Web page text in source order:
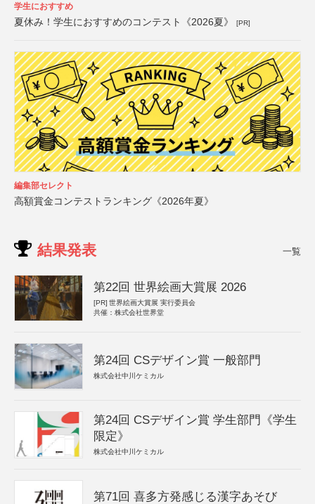
学生におすすめ
夏休み！学生におすすめのコンテスト《2026夏》 [PR]
編集部セレクト
高額賞金コンテストランキング《2026年夏》
結果発表 一覧
第22回 世界絵画大賞展 2026
[PR] 世界絵画大賞展 実行委員会
共催：株式会社世界堂
第24回 CSデザイン賞 一般部門
株式会社中川ケミカル
第24回 CSデザイン賞 学生部門《学生
限定》
株式会社中川ケミカル
第71回 喜多方発感じる漢字あそび